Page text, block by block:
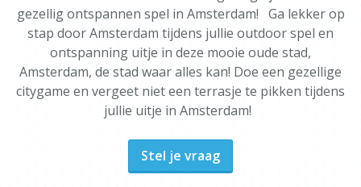
gezellig ontspannen spel in Amsterdam! Ga lekker op
stap door Amsterdam tijdens jullie outdoor spel en
ontspanning uitje in deze mooie oude stad,
Amsterdam, de stad waar alles kan! Doe een gezellige
citygame en vergeet niet een terrasje te pikken tijdens
jullie uitje in Amsterdam!
Stel je vraag